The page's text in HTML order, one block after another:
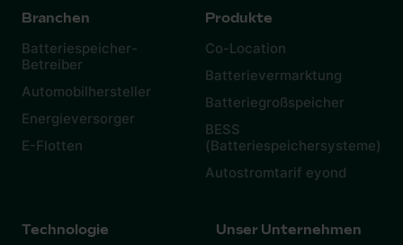
Branchen
Batteriespeicher-
Betreiber
Automobilhersteller
Energieversorger
E-Flotten
Produkte
Co-Location
Batterievermarktung
Batteriegroßspeicher
BESS
(Batteriespeichersysteme)
Autostromtarif eyond
Technologie
Unser Unternehmen